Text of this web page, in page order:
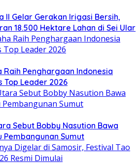
II Gelar Gerakan Irigasi Bersih,
18.500 Hektare Lahan di Sei Ular
Raih Penghargaan Indonesia
Top Leader 2026
Sebut Bobby Nasution Bawa
Pembangunan Sumut